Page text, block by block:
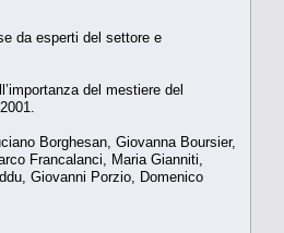
da esperti del settore e
del mestiere del
Borghesan, Giovanna Boursier,
Francalanci, Maria Gianniti,
Giovanni Porzio, Domenico